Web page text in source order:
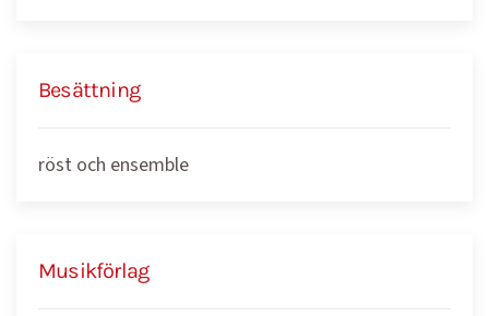
Besättning
röst och ensemble
Musikförlag